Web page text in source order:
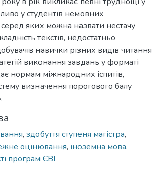
у студентів немовних
серед яких можна назвати нестачу
текстів, недостатньо
навички різних видів читання
виконання завдань у форматі
нормам міжнародних іспитів,
визначення порогового балу
, здобуття ступеня магістра,
оцінювання, іноземна мова,
програм ЄВІ